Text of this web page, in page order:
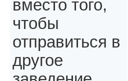
вместо того,
чтобы
отправиться в
другое